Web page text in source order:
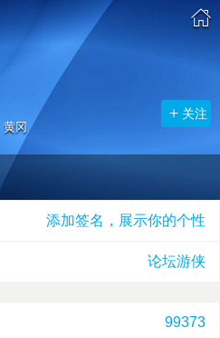
黄冈
关注
添加签名，展示你的个性
论坛游侠
99373